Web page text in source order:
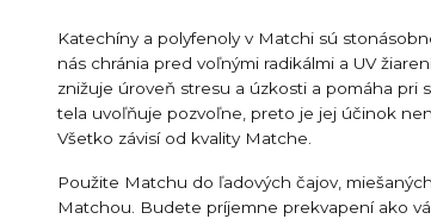
Katechíny a polyfenoly v Matchi sú
nás chránia pred voľnými radikálmi a UV
znižuje úroveň stresu a úzkosti a pomáha
tela uvoľňuje pozvoľne, preto je jej účinok
Všetko závisí od kvality Matche.
Použite Matchu do ľadových čajov,
Matchou. Budete príjemne prekvapení ako